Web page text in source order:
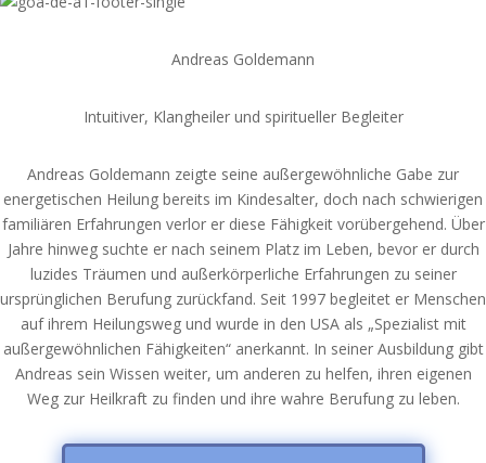
Andreas Goldemann
Intuitiver, Klangheiler und spiritueller Begleiter
Andreas Goldemann zeigte seine außergewöhnliche Gabe zur
energetischen Heilung bereits im Kindesalter, doch nach schwierigen
familiären Erfahrungen verlor er diese Fähigkeit vorübergehend. Über
Jahre hinweg suchte er nach seinem Platz im Leben, bevor er durch
luzides Träumen und außerkörperliche Erfahrungen zu seiner
ursprünglichen Berufung zurückfand. Seit 1997 begleitet er Menschen
auf ihrem Heilungsweg und wurde in den USA als „Spezialist mit
außergewöhnlichen Fähigkeiten“ anerkannt. In seiner Ausbildung gibt
Andreas sein Wissen weiter, um anderen zu helfen, ihren eigenen
Weg zur Heilkraft zu finden und ihre wahre Berufung zu leben.